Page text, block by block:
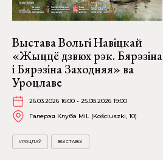
Выстава Вольгі Навіцкай
«Жыццё дзвюх рэк. Бярэзіна
і Бярэзіна Заходняя» ва
Уроцлаве
26.03.2026 16:00 - 25.08.2026 19:00
Галерэя Клуба MiL (Kościuszki, 10)
УРОЦЛАЎ ВЫСТАВЫ